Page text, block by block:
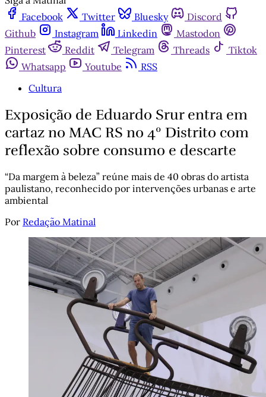
Facebook
Twitter Bluesky
Discord
Github
Instagram Linkedin
Mastodon
Pinterest
Reddit Telegram Threads
Tiktok
Whatsapp
Youtube
RSS
Cultura
Exposição de Eduardo Srur entra em
cartaz no MAC RS no 4º Distrito com
reflexão sobre consumo e descarte
“Da margem à beleza” reúne mais de 40 obras do artista
paulistano, reconhecido por intervenções urbanas e arte
ambiental
Por Redação Matinal